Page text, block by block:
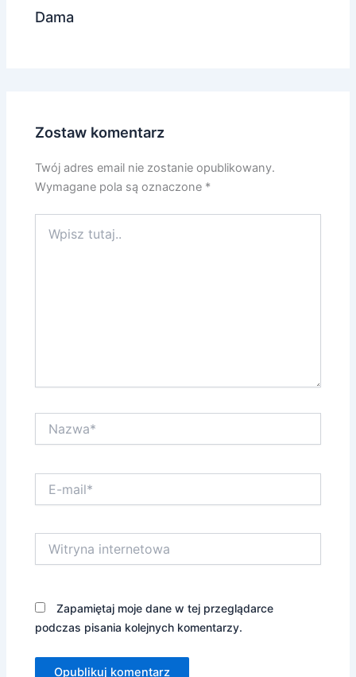
Dama
Zostaw komentarz
Twój adres email nie zostanie opublikowany.
Wymagane pola są oznaczone *
tutaj..
mail*
internetowa
Zapamiętaj moje dane w tej przeglądarce
podczas pisania kolejnych komentarzy.